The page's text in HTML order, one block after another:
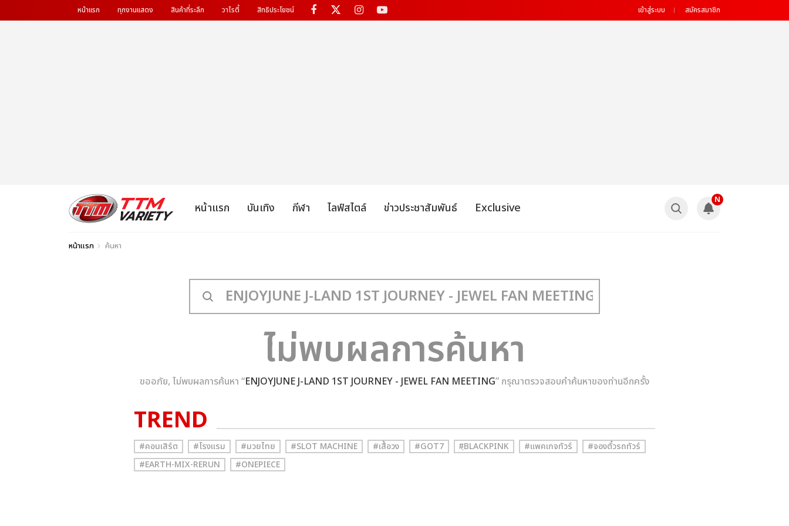
หน้าแรก ทุกงานแสดง สินค้าที่ระลึก วาไรตี้ สิทธิประโยชน์ เข้าสู่ระบบ สมัครสมาชิก
หน้าแรก บันเทิง กีฬา ไลฟ์สไตล์ ข่าวประชาสัมพันธ์ Exclusive
N
หน้าแรก ค้นหา
ไม่พบผลการค้นหา
ขออภัย, ไม่พบผลการค้นหา “ENJOYJUNE J-LAND 1ST JOURNEY - JEWEL FAN MEETING” กรุณาตรวจสอบคำค้นหาของท่านอีกครั้ง
TREND
#คอนเสิร์ต #โรงแรม #มวยไทย #SLOT MACHINE #เสื้อวง #GOT7 #ฺBLACKPINK #แพคเกจทัวร์
#จองตั๋วรถทัวร์
#EARTH-MIX-RERUN
#ONEPIECE